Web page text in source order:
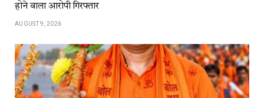
होने वाला आरोपी गिरफ्तार
AUGUST 9, 2026